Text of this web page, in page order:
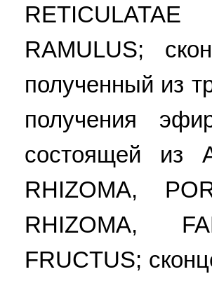
RAMULUS;
полученный из
получения
состоящей из
RHIZOMA,
RHIZOMA,
FRUCTUS;